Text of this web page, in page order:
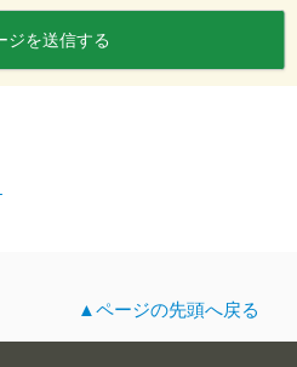
▲ページの先頭へ戻る